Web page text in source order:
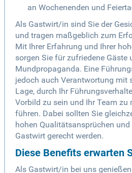
an Wochenenden und
Als Gastwirt/in sind Sie der
und tragen maßgeblich zum
Mit Ihrer Erfahrung und Ihrer
sorgen Sie für zufriedene Gäste
Mundpropaganda. Eine
jedoch auch Verantwortung mit
Lage, durch Ihr
Vorbild zu sein und Ihr Team zu
führen. Dabei sollten Sie
hohen Qualitätsansprüchen
Gastwirt gerecht werden.
Diese Benefits erwarten
Als Gastwirt/in bei uns